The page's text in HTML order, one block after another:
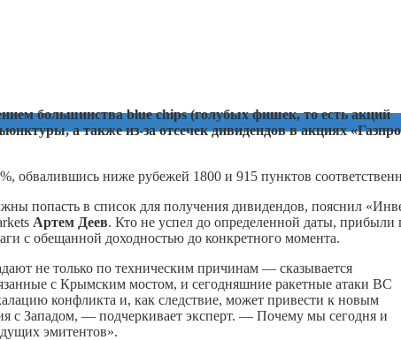
большинства blue chips (голубых фишек, то есть акций
а также из-за отсечек дивидендов в акциях
обвалившись ниже рубежей 1800 и 915 пунктов
попасть в список для получения дивидендов, пояснил
Артем Деев. Кто не успел до определенной даты, прибыли
с обещанной доходностью до конкретного момента.
не только по техническим причинам — сказывается
с Крымским мостом, и сегодняшние ракетные атаки ВС
конфликта и, как следствие, может привести к новым
с Западом, — подчеркивает эксперт. — Почему мы сегодня и
эмитентов».